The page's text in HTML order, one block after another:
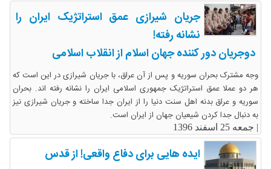
جریان شیرازی عمق استراتژیک ایران را
نشانه رفته!
دوجریان دور کننده جهان اسلام از انقلاب اسلامی
وجه مشترک بحران سوریه و پس از آن عراق، با جریان شیرازی در این است که
هر دو عملا عمق استراتژیک جمهوری اسلامی ایران را نشانه رفته اند. بحران
سوریه و عراق بدنه اهل سنت دنیا را از ایران جدا ساخته و جریان شیرازی نیز
به دنبال جدا کردن شیعیان جهان از ایران است.
جمعه 25 اسفند 1396
ایده هایی برای دفاع واقعی! از قدس